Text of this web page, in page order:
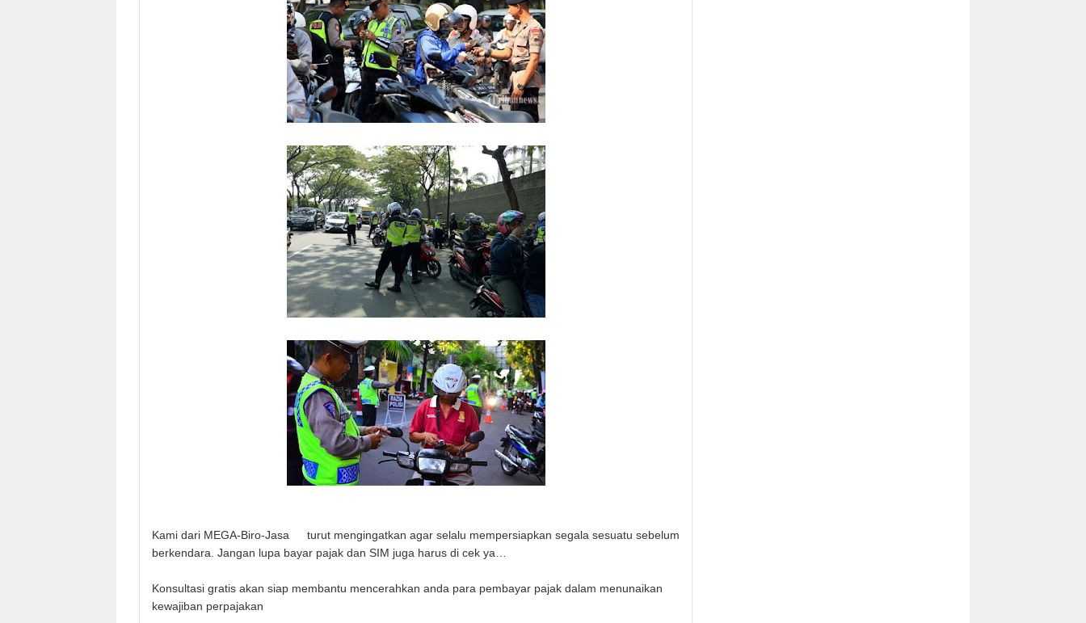
Kami dari MEGA-Biro-Jasa
turut mengingatkan agar selalu mempersiapkan segala sesuatu sebelum
berkendara. Jangan lupa bayar pajak dan SIM juga harus di cek ya…
Konsultasi gratis akan siap membantu mencerahkan anda para pembayar pajak dalam menunaikan
kewajiban perpajakan